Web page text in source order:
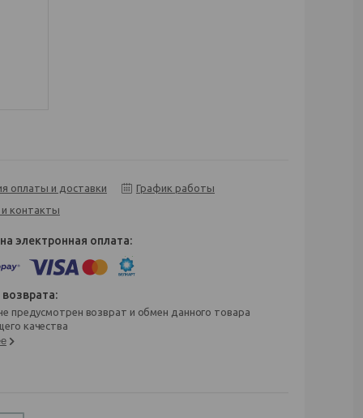
оплаты и доставки
График работы
контакты
качества